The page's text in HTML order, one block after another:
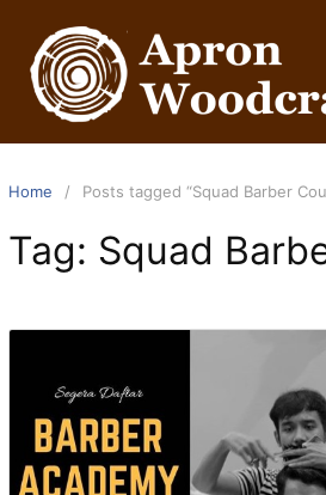
Home Posts tagged “Squad Barber
Tag: Squad